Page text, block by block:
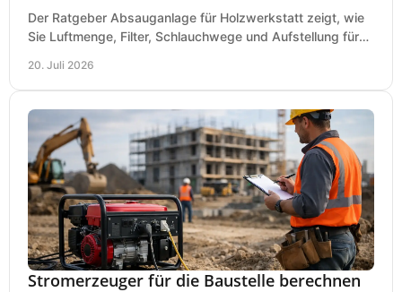
Der Ratgeber Absauganlage für Holzwerkstatt zeigt, wie
Sie Luftmenge, Filter, Schlauchwege und Aufstellung für
20. Juli 2026
Stromerzeuger für die Baustelle berechnen